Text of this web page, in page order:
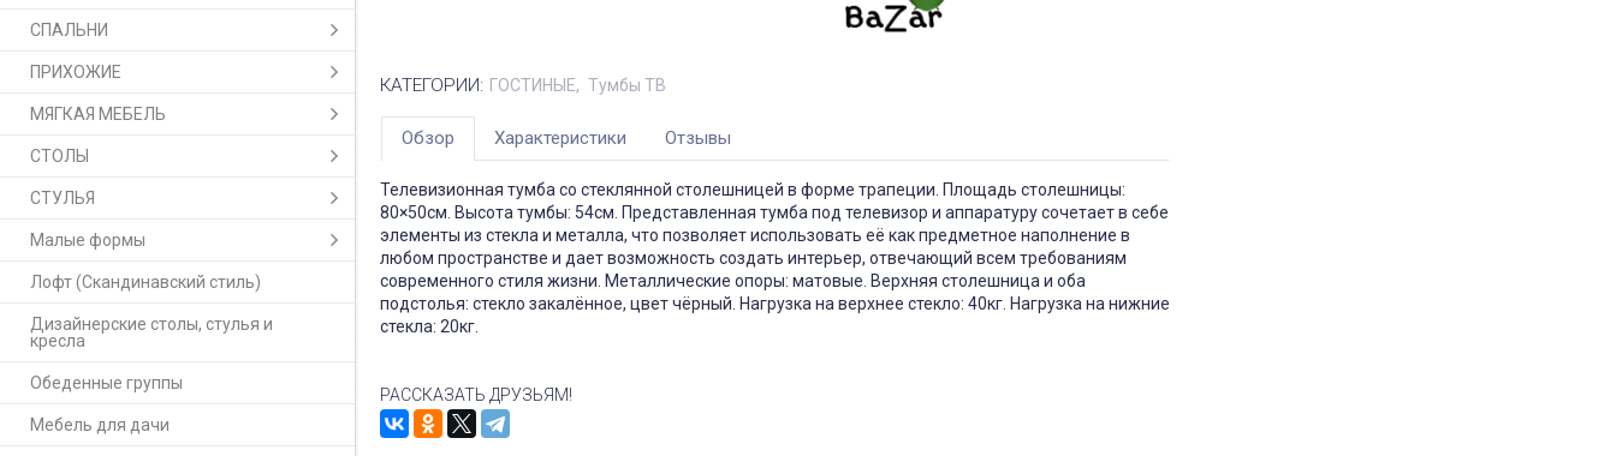
СПАЛЬНИ
ПРИХОЖИЕ
МЯГКАЯ МЕБЕЛЬ
СТОЛЫ
СТУЛЬЯ
Малые формы
Лофт (Скандинавский стиль)
Дизайнерские столы, стулья и
кресла
Обеденные группы
Мебель для дачи
КАТЕГОРИИ: ГОСТИНЫЕ Тумбы ТВ
Обзор Характеристики Отзывы
Телевизионная тумба со стеклянной столешницей в форме трапеции. Площадь столешницы:
80×50см. Высота тумбы: 54см. Представленная тумба под телевизор и аппаратуру сочетает в себе
элементы из стекла и металла, что позволяет использовать её как предметное наполнение в
любом пространстве и дает возможность создать интерьер, отвечающий всем требованиям
современного стиля жизни. Металлические опоры: матовые. Верхняя столешница и оба
подстолья: стекло закалённое, цвет чёрный. Нагрузка на верхнее стекло: 40кг. Нагрузка на нижние
стекла: 20кг.
РАССКАЗАТЬ ДРУЗЬЯМ!